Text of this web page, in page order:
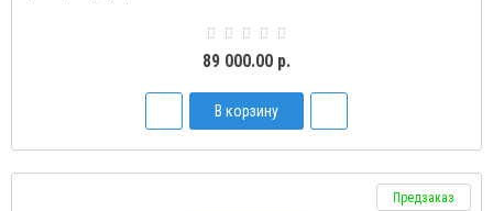
89 000.00 р.
В корзину
Предзаказ